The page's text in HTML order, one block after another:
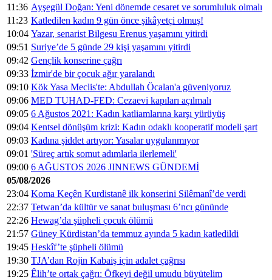
11:36 Ayşegül Doğan: Yeni dönemde cesaret ve sorumluluk olmalı
11:23 Katledilen kadın 9 gün önce şikâyetçi olmuş!
10:04 Yazar, senarist Bilgesu Erenus yaşamını yitirdi
09:51 Suriye’de 5 günde 29 kişi yaşamını yitirdi
09:42 Gençlik konserine çağrı
09:33 İzmir'de bir çocuk ağır yaralandı
09:10 Kök Yasa Meclis'te: Abdullah Öcalan'a güveniyoruz
09:06 MED TUHAD-FED: Cezaevi kapıları açılmalı
09:05 6 Ağustos 2021: Kadın katliamlarına karşı yürüyüş
09:04 Kentsel dönüşüm krizi: Kadın odaklı kooperatif modeli şart
09:03 Kadına şiddet artıyor: Yasalar uygulanmıyor
09:01 'Süreç artık somut adımlarla ilerlemeli'
09:00 6 AĞUSTOS 2026 JINNEWS GÜNDEMİ
05/08/2026
23:04 Koma Keçên Kurdistanê ilk konserini Silêmanî’de verdi
22:37 Tetwan’da kültür ve sanat buluşması 6’ncı gününde
22:26 Hewag’da şüpheli çocuk ölümü
21:57 Güney Kürdistan’da temmuz ayında 5 kadın katledildi
19:45 Heskîf’te şüpheli ölümü
19:30 TJA’dan Rojin Kabaiş için adalet çağrısı
19:25 Êlih’te ortak çağrı: Öfkeyi değil umudu büyütelim